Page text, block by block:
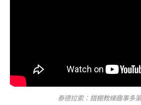
泰德拉索：錯棚教練趣事多